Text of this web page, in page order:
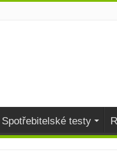
Spotřebitelské testy